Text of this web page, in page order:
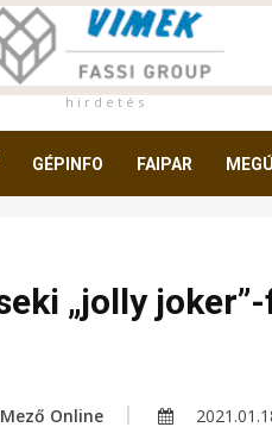
h i r d e t é s
GÉPINFO FAIPAR
„jolly
Online